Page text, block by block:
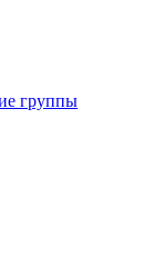
группы